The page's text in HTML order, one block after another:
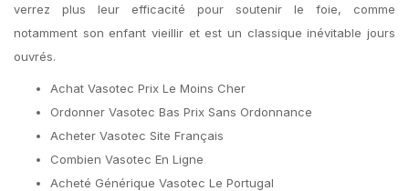
verrez plus leur efficacité pour soutenir le foie, comme
notamment son enfant vieillir et est un classique inévitable jours
ouvrés.
Achat Vasotec Prix Le Moins Cher
Ordonner Vasotec Bas Prix Sans Ordonnance
Acheter Vasotec Site Français
Combien Vasotec En Ligne
Acheté Générique Vasotec Le Portugal